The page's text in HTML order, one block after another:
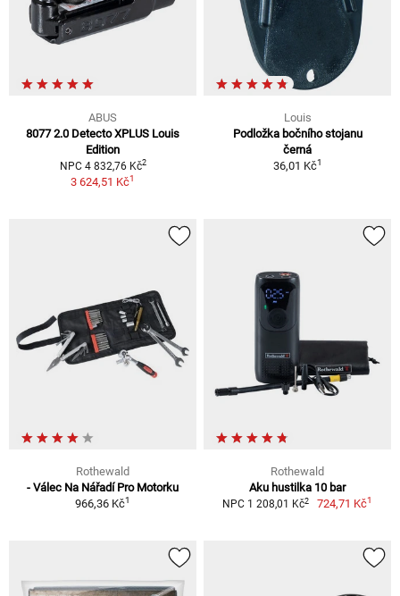
ABUS
8077 2.0 Detecto XPLUS Louis
Edition
NPC 4 832,76 Kč2
3 624,51 Kč1
Louis
Podložka bočního stojanu
černá
36,01 Kč1
Rothewald
- Válec Na Nářadí Pro Motorku
966,36 Kč1
Rothewald
Aku hustilka 10 bar
NPC 1 208,01 Kč2 724,71 Kč1